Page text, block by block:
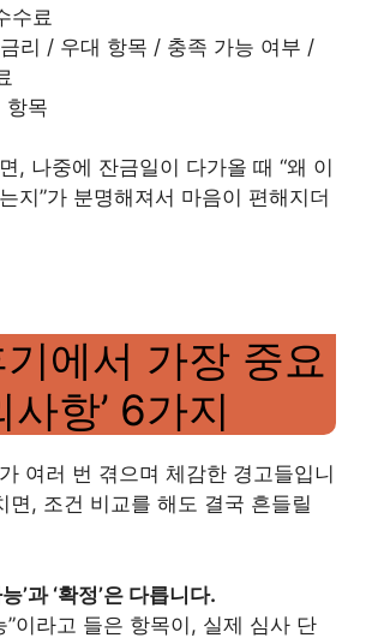
수료
리 / 우대 항목 / 충족 가능 여부 /
항목
, 나중에 잔금일이 다가올 때 “왜 이
지”가 분명해져서 마음이 편해지더
에서 가장 중요
사항’ 6가지
여러 번 겪으며 체감한 경고들입니
면, 조건 비교를 해도 결국 흔들릴
’과 ‘확정’은 다릅니다.
”이라고 들은 항목이, 실제 심사 단